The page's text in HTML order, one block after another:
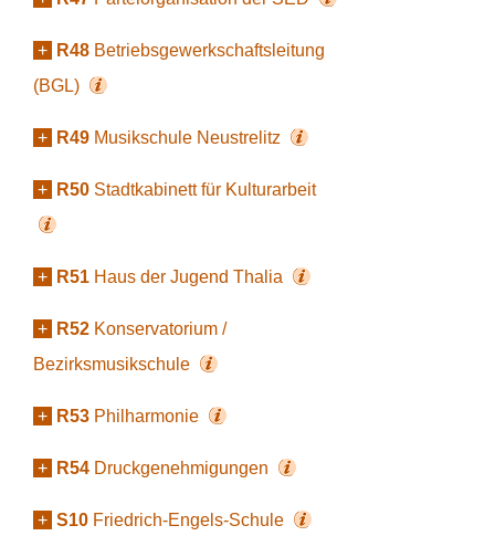
+ R48 Betriebsgewerkschaftsleitung
(BGL)
+ R49 Musikschule Neustrelitz
+ R50 Stadtkabinett für Kulturarbeit
+ R51 Haus der Jugend Thalia
+ R52 Konservatorium /
Bezirksmusikschule
+ R53 Philharmonie
+ R54 Druckgenehmigungen
+ S10 Friedrich-Engels-Schule